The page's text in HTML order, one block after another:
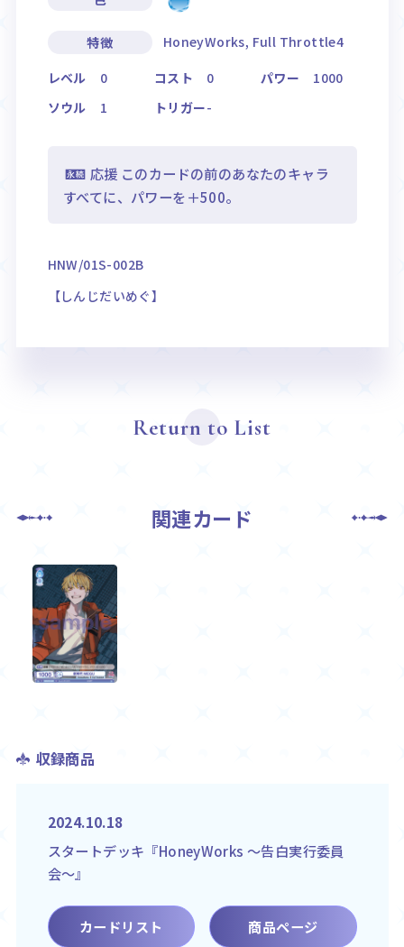
特徴
HoneyWorks, Full Throttle4
レベル
0 コスト 0 パワー
1000
ソウル
1 トリガー-
応援 このカードの前のあなたのキャラ
すべてに、パワーを＋500。
HNW/01S-002B
【しんじだいめぐ】
Return to List
関連カード
収録商品
2024.10.18
スタートデッキ『HoneyWorks ～告白実行委員
会～』
カードリスト 商品ページ